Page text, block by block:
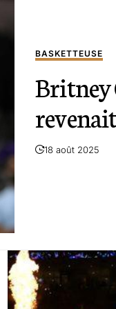
BASKETTEUSE
Britney
18 août 2025